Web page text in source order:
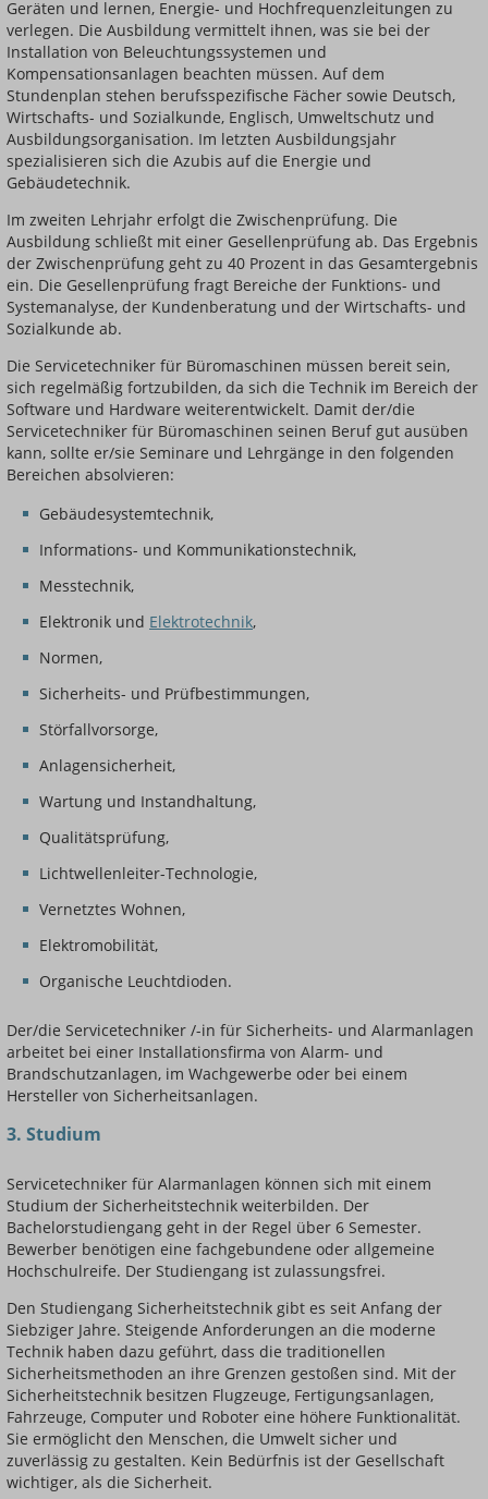
Geräten und lernen, Energie- und Hochfrequenzleitungen zu
verlegen. Die Ausbildung vermittelt ihnen, was sie bei der
Installation von Beleuchtungssystemen und
Kompensationsanlagen beachten müssen. Auf dem
Stundenplan stehen berufsspezifische Fächer sowie Deutsch,
Wirtschafts- und Sozialkunde, Englisch, Umweltschutz und
Ausbildungsorganisation. Im letzten Ausbildungsjahr
spezialisieren sich die Azubis auf die Energie und
Gebäudetechnik.
Im zweiten Lehrjahr erfolgt die Zwischenprüfung. Die
Ausbildung schließt mit einer Gesellenprüfung ab. Das Ergebnis
der Zwischenprüfung geht zu 40 Prozent in das Gesamtergebnis
ein. Die Gesellenprüfung fragt Bereiche der Funktions- und
Systemanalyse, der Kundenberatung und der Wirtschafts- und
Sozialkunde ab.
Die Servicetechniker für Büromaschinen müssen bereit sein,
sich regelmäßig fortzubilden, da sich die Technik im Bereich der
Software und Hardware weiterentwickelt. Damit der/die
Servicetechniker für Büromaschinen seinen Beruf gut ausüben
kann, sollte er/sie Seminare und Lehrgänge in den folgenden
Bereichen absolvieren:
Gebäudesystemtechnik,
Informations- und Kommunikationstechnik,
Messtechnik,
Elektronik und Elektrotechnik,
Normen,
Sicherheits- und Prüfbestimmungen,
Störfallvorsorge,
Anlagensicherheit,
Wartung und Instandhaltung,
Qualitätsprüfung,
Lichtwellenleiter-Technologie,
Vernetztes Wohnen,
Elektromobilität,
Organische Leuchtdioden.
Der/die Servicetechniker /-in für Sicherheits- und Alarmanlagen
arbeitet bei einer Installationsfirma von Alarm- und
Brandschutzanlagen, im Wachgewerbe oder bei einem
Hersteller von Sicherheitsanlagen.
3. Studium
Servicetechniker für Alarmanlagen können sich mit einem
Studium der Sicherheitstechnik weiterbilden. Der
Bachelorstudiengang geht in der Regel über 6 Semester.
Bewerber benötigen eine fachgebundene oder allgemeine
Hochschulreife. Der Studiengang ist zulassungsfrei.
Den Studiengang Sicherheitstechnik gibt es seit Anfang der
Siebziger Jahre. Steigende Anforderungen an die moderne
Technik haben dazu geführt, dass die traditionellen
Sicherheitsmethoden an ihre Grenzen gestoßen sind. Mit der
Sicherheitstechnik besitzen Flugzeuge, Fertigungsanlagen,
Fahrzeuge, Computer und Roboter eine höhere Funktionalität.
Sie ermöglicht den Menschen, die Umwelt sicher und
zuverlässig zu gestalten. Kein Bedürfnis ist der Gesellschaft
wichtiger, als die Sicherheit.